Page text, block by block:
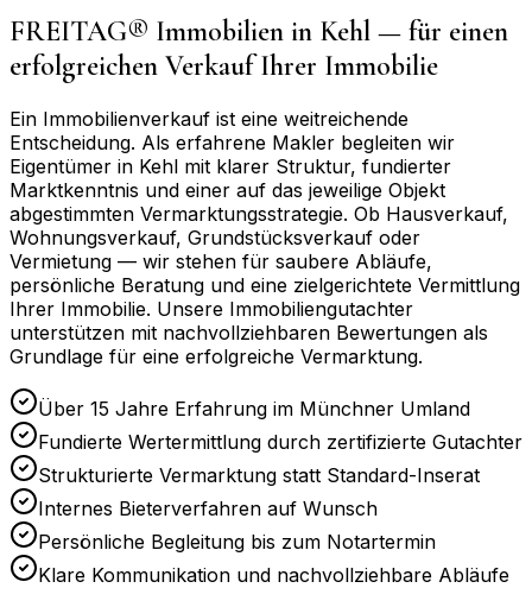
FREITAG® Immobilien in Kehl — für einen
erfolgreichen Verkauf Ihrer Immobilie
Ein Immobilienverkauf ist eine weitreichende
Entscheidung. Als erfahrene Makler begleiten wir
Eigentümer in Kehl mit klarer Struktur, fundierter
Marktkenntnis und einer auf das jeweilige Objekt
abgestimmten Vermarktungsstrategie. Ob Hausverkauf,
Wohnungsverkauf, Grundstücksverkauf oder
Vermietung — wir stehen für saubere Abläufe,
persönliche Beratung und eine zielgerichtete Vermittlung
Ihrer Immobilie. Unsere Immobiliengutachter
unterstützen mit nachvollziehbaren Bewertungen als
Grundlage für eine erfolgreiche Vermarktung.
Über 15 Jahre Erfahrung im Münchner Umland
Fundierte Wertermittlung durch zertifizierte Gutachter
Strukturierte Vermarktung statt Standard-Inserat
Internes Bieterverfahren auf Wunsch
Persönliche Begleitung bis zum Notartermin
Klare Kommunikation und nachvollziehbare Abläufe